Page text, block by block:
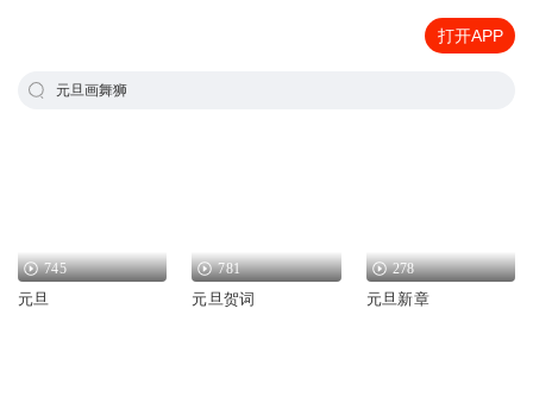
打开APP
元旦画舞狮
745
元旦
781
元旦贺词
278
元旦新章